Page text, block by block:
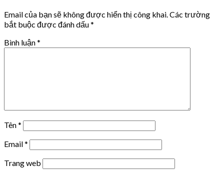
Email của bạn sẽ không được hiển thị công khai. Các trường
bắt buộc được đánh dấu*
Bình luận*
Tên*
Email*
Trang web